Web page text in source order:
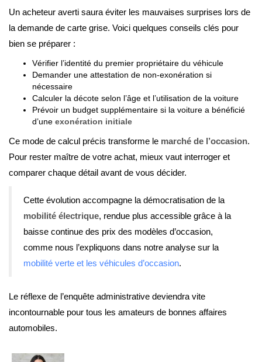
Un acheteur averti saura éviter les mauvaises surprises lors de
la demande de carte grise. Voici quelques conseils clés pour
bien se préparer :
Vérifier l’identité du premier propriétaire du véhicule
Demander une attestation de non-exonération si
nécessaire
Calculer la décote selon l’âge et l’utilisation de la voiture
Prévoir un budget supplémentaire si la voiture a bénéficié
d’une exonération initiale
Ce mode de calcul précis transforme le marché de l’occasion.
Pour rester maître de votre achat, mieux vaut interroger et
comparer chaque détail avant de vous décider.
Cette évolution accompagne la démocratisation de la
mobilité électrique, rendue plus accessible grâce à la
baisse continue des prix des modèles d’occasion,
comme nous l’expliquons dans notre analyse sur la
mobilité verte et les véhicules d’occasion.
Le réflexe de l’enquête administrative deviendra vite
incontournable pour tous les amateurs de bonnes affaires
automobiles.